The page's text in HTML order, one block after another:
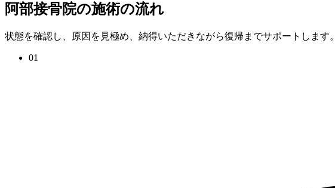
阿部接骨院の施術の流れ
状態を確認し、原因を見極め、納得いただきながら復帰までサポートします。
01